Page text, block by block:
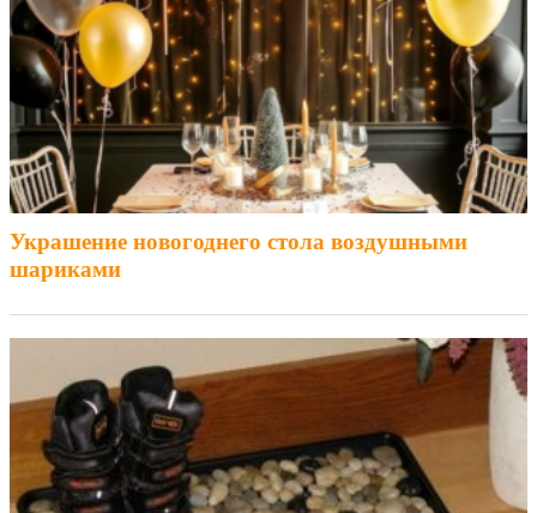
Украшение новогоднего стола воздушными
шариками